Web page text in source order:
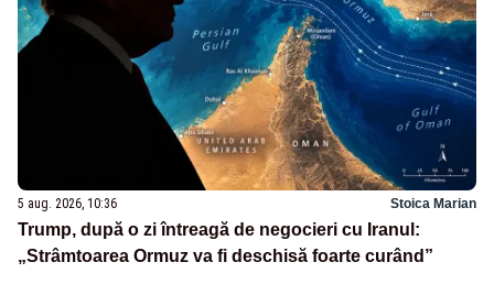
5 aug. 2026, 10:36 Stoica Marian
Trump, după o zi întreagă de negocieri cu Iranul:
„Strâmtoarea Ormuz va fi deschisă foarte curând”